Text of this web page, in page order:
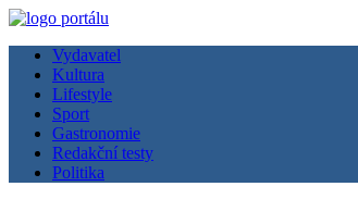
Vydavatel
Kultura
Lifestyle
Sport
Gastronomie
Redakční testy
Politika